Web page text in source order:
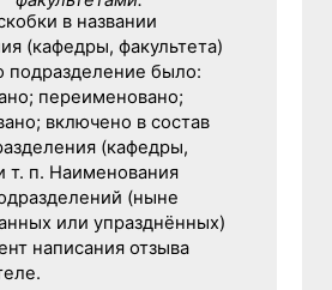
в названии
(кафедры, факультета)
подразделение было:
переименовано;
включено в состав
(кафедры,
т. п. Наименования
(ныне
или упразднённых)
написания отзыва